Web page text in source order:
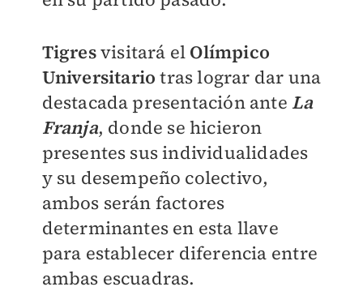
Tigresvisitará el Olímpico
Universitario tras lograr dar una
destacada presentación ante La
Franja, donde se hicieron
presentes sus individualidades
y su desempeño colectivo,
ambos serán factores
determinantes en esta llave
para establecer diferencia entre
ambas escuadras.